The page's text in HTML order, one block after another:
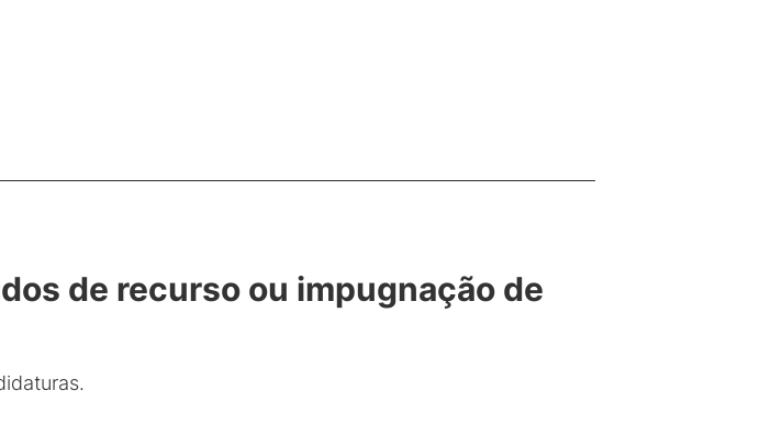
de recurso ou impugnação de